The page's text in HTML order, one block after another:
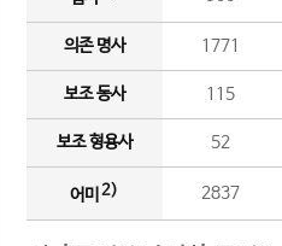
의존 명사 1771
보조 동사 115
보조 형용사 52
어미 2) 2837